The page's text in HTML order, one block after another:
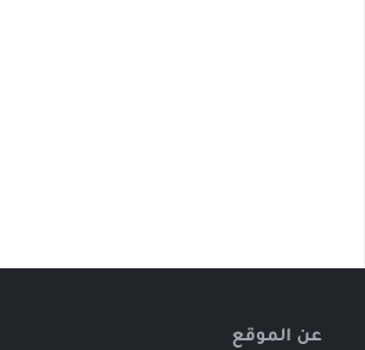
عن الموقع